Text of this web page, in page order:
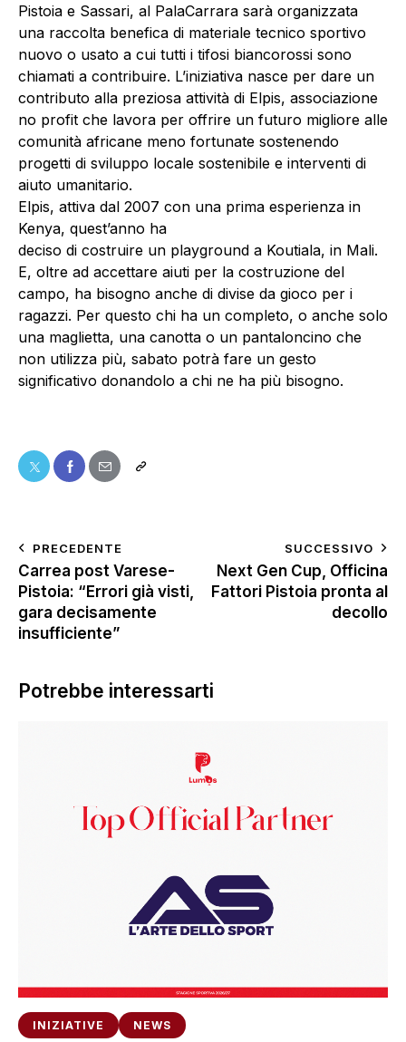
Pistoia e Sassari, al PalaCarrara sarà organizzata
una raccolta benefica di materiale tecnico sportivo
nuovo o usato a cui tutti i tifosi biancorossi sono
chiamati a contribuire. L’iniziativa nasce per dare un
contributo alla preziosa attività di Elpis, associazione
no profit che lavora per offrire un futuro migliore alle
comunità africane meno fortunate sostenendo
progetti di sviluppo locale sostenibile e interventi di
aiuto umanitario.
Elpis, attiva dal 2007 con una prima esperienza in
Kenya, quest’anno ha
deciso di costruire un playground a Koutiala, in Mali.
E, oltre ad accettare aiuti per la costruzione del
campo, ha bisogno anche di divise da gioco per i
ragazzi. Per questo chi ha un completo, o anche solo
una maglietta, una canotta o un pantaloncino che
non utilizza più, sabato potrà fare un gesto
significativo donandolo a chi ne ha più bisogno.
PRECEDENTE
Carrea post Varese-
Pistoia: “Errori già visti,
gara decisamente
insufficiente”
SUCCESSIVO
Next Gen Cup, Officina
Fattori Pistoia pronta al
decollo
Potrebbe interessarti
INIZIATIVE NEWS